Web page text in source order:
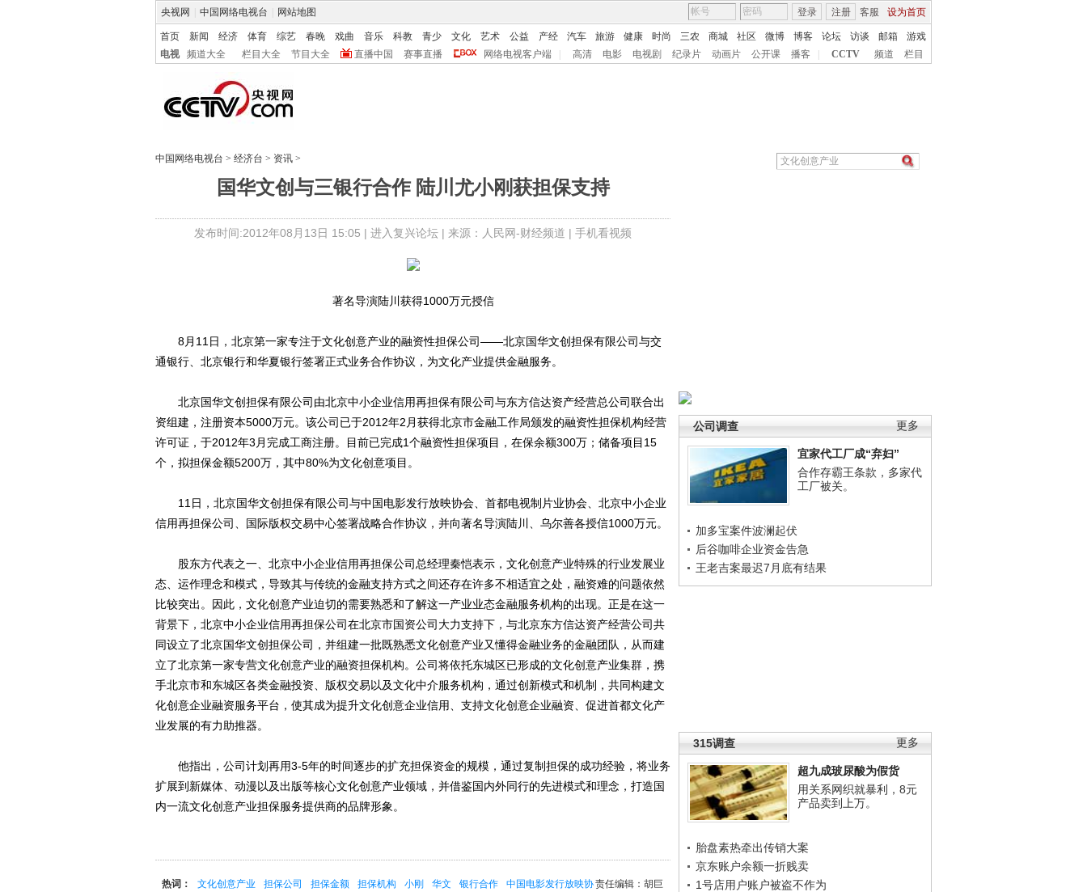
央视网 中国网络电视台 网站地图 客服 设为首页
登录 注册
首页 新闻 经济 体育 综艺 春晚 戏曲 音乐 科教 青少 文化 艺术 公益 产经 汽车 旅游 健康 时尚 三农 商城 社区 微博 博客 论坛 访谈 邮箱
游戏
电视
频道大全 栏目大全 节目大全 直播中国 赛事直播 网络电视客户端 高清 电影 电视剧 纪录片 动画片 公开课 播客 CCTV 频道 栏目
中国网络电视台 > 经济台 > 资讯 >
国华文创与三银行合作 陆川尤小刚获担保支持
发布时间:2012年08月13日 15:05 | 进入复兴论坛 | 来源：人民网-财经频道 | 手机看视频
更多
公司调查
宜家代工厂成“弃妇”
合作存霸王条款，多家代
工厂被关。
加多宝案件波澜起伏
后谷咖啡企业资金告急
王老吉案最迟7月底有结果
更多
315调查
超九成玻尿酸为假货
用关系网织就暴利，8元
产品卖到上万。
胎盘素热牵出传销大案
京东账户余额一折贱卖
1号店用户账户被盗不作为
著名导演陆川获得1000万元授信
8月11日，北京第一家专注于文化创意产业的融资性担保公司——北京国华文创担保有限公司与交
通银行、北京银行和华夏银行签署正式业务合作协议，为文化产业提供金融服务。
北京国华文创担保有限公司由北京中小企业信用再担保有限公司与东方信达资产经营总公司联合出
资组建，注册资本5000万元。该公司已于2012年2月获得北京市金融工作局颁发的融资性担保机构经营
许可证，于2012年3月完成工商注册。目前已完成1个融资性担保项目，在保余额300万；储备项目15
个，拟担保金额5200万，其中80%为文化创意项目。
11日，北京国华文创担保有限公司与中国电影发行放映协会、首都电视制片业协会、北京中小企业
信用再担保公司、国际版权交易中心签署战略合作协议，并向著名导演陆川、乌尔善各授信1000万元。
股东方代表之一、北京中小企业信用再担保公司总经理秦恺表示，文化创意产业特殊的行业发展业
态、运作理念和模式，导致其与传统的金融支持方式之间还存在许多不相适宜之处，融资难的问题依然
比较突出。因此，文化创意产业迫切的需要熟悉和了解这一产业业态金融服务机构的出现。正是在这一
背景下，北京中小企业信用再担保公司在北京市国资公司大力支持下，与北京东方信达资产经营公司共
同设立了北京国华文创担保公司，并组建一批既熟悉文化创意产业又懂得金融业务的金融团队，从而建
立了北京第一家专营文化创意产业的融资担保机构。公司将依托东城区已形成的文化创意产业集群，携
手北京市和东城区各类金融投资、版权交易以及文化中介服务机构，通过创新模式和机制，共同构建文
化创意企业融资服务平台，使其成为提升文化创意企业信用、支持文化创意企业融资、促进首都文化产
业发展的有力助推器。
他指出，公司计划再用3-5年的时间逐步的扩充担保资金的规模，通过复制担保的成功经验，将业务
扩展到新媒体、动漫以及出版等核心文化创意产业领域，并借鉴国内外同行的先进模式和理念，打造国
内一流文化创意产业担保服务提供商的品牌形象。
责任编辑：胡巨
热词： 文化创意产业 担保公司 担保金额 担保机构 小刚 华文 银行合作
中国电影发行放映协